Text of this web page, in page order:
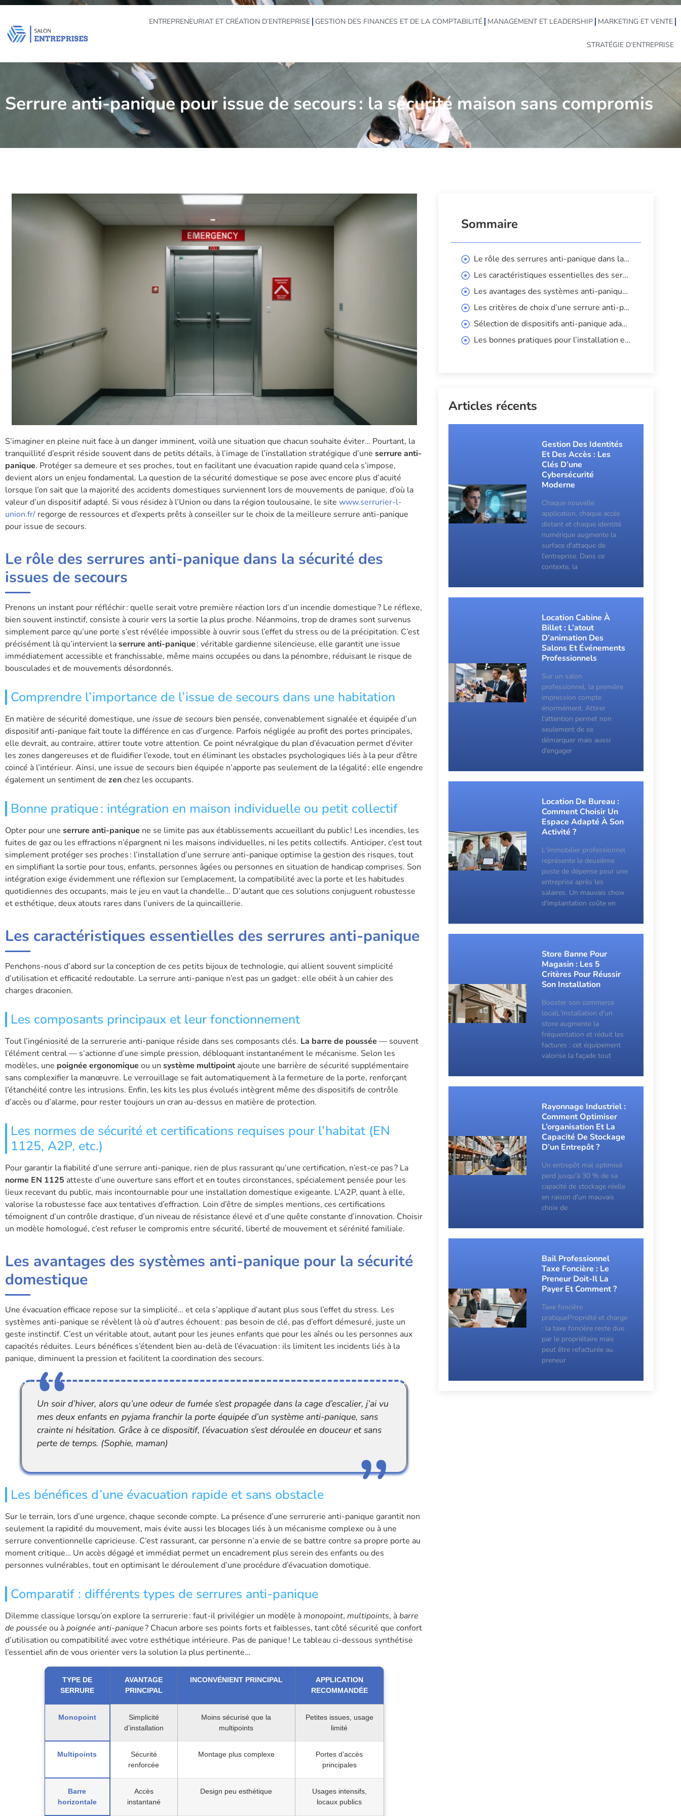
ENTREPRENEURIAT ET CRÉATION D’ENTREPRISE GESTION DES FINANCES ET DE LA COMPTABILITÉ MANAGEMENT ET LEADERSHIP MARKETING ET VENTE
STRATÉGIE D’ENTREPRISE
Serrure anti-panique pour issue de secours : la sécurité maison sans compromis
S’imaginer en pleine nuit face à un danger imminent, voilà une situation que chacun souhaite éviter… Pourtant, la
tranquillité d’esprit réside souvent dans de petits détails, à l’image de l’installation stratégique d’une serrure anti-
panique. Protéger sa demeure et ses proches, tout en facilitant une évacuation rapide quand cela s’impose,
devient alors un enjeu fondamental. La question de la sécurité domestique se pose avec encore plus d’acuité
lorsque l’on sait que la majorité des accidents domestiques surviennent lors de mouvements de panique, d’où la
valeur d’un dispositif adapté. Si vous résidez à l’Union ou dans la région toulousaine, le site www.serrurier-l-
union.fr/ regorge de ressources et d’experts prêts à conseiller sur le choix de la meilleure serrure anti-panique
pour issue de secours.
Le rôle des serrures anti-panique dans la sécurité des
issues de secours
Prenons un instant pour réfléchir : quelle serait votre première réaction lors d’un incendie domestique ? Le réflexe,
bien souvent instinctif, consiste à courir vers la sortie la plus proche. Néanmoins, trop de drames sont survenus
simplement parce qu’une porte s’est révélée impossible à ouvrir sous l’effet du stress ou de la précipitation. C’est
précisément là qu’intervient laserrure anti-panique: véritable gardienne silencieuse, elle garantit une issue
immédiatement accessible et franchissable, même mains occupées ou dans la pénombre, réduisant le risque de
bousculades et de mouvements désordonnés.
Comprendre l’importance de l’issue de secours dans une habitation
En matière de sécurité domestique, une issue de secours bien pensée, convenablement signalée et équipée d’un
dispositif anti-panique fait toute la différence en cas d’urgence. Parfois négligée au profit des portes principales,
elle devrait, au contraire, attirer toute votre attention. Ce point névralgique du plan d’évacuation permet d’éviter
les zones dangereuses et de fluidifier l’exode, tout en éliminant les obstacles psychologiques liés à la peur d’être
coincé à l’intérieur. Ainsi, une issue de secours bien équipée n’apporte pas seulement de la légalité ; elle engendre
également un sentiment de zenchez les occupants.
Bonne pratique : intégration en maison individuelle ou petit collectif
Opter pour une serrure anti-panique ne se limite pas aux établissements accueillant du public ! Les incendies, les
fuites de gaz ou les effractions n’épargnent ni les maisons individuelles, ni les petits collectifs. Anticiper, c’est tout
simplement protéger ses proches : l’installation d’une serrure anti-panique optimise la gestion des risques, tout
en simplifiant la sortie pour tous, enfants, personnes âgées ou personnes en situation de handicap comprises. Son
intégration exige évidemment une réflexion sur l’emplacement, la compatibilité avec la porte et les habitudes
quotidiennes des occupants, mais le jeu en vaut la chandelle… D’autant que ces solutions conjuguent robustesse
et esthétique, deux atouts rares dans l’univers de la quincaillerie.
Les caractéristiques essentielles des serrures anti-panique
Penchons-nous d’abord sur la conception de ces petits bijoux de technologie, qui allient souvent simplicité
d’utilisation et efficacité redoutable. La serrure anti-panique n’est pas un gadget : elle obéit à un cahier des
charges draconien.
Les composants principaux et leur fonctionnement
Tout l’ingéniosité de la serrurerie anti-panique réside dans ses composants clés. La barre de poussée — souvent
l’élément central — s’actionne d’une simple pression, débloquant instantanément le mécanisme. Selon les
modèles, une poignée ergonomique ou un système multipointajoute une barrière de sécurité supplémentaire
sans complexifier la manœuvre. Le verrouillage se fait automatiquement à la fermeture de la porte, renforçant
l’étanchéité contre les intrusions. Enfin, les kits les plus évolués intègrent même des dispositifs de contrôle
d’accès ou d’alarme, pour rester toujours un cran au-dessus en matière de protection.
Les normes de sécurité et certifications requises pour l’habitat (EN
1125, A2P, etc.)
Pour garantir la fiabilité d’une serrure anti-panique, rien de plus rassurant qu’une certification, n’est-ce pas ? La
norme EN 1125 atteste d’une ouverture sans effort et en toutes circonstances, spécialement pensée pour les
lieux recevant du public, mais incontournable pour une installation domestique exigeante. L’A2P, quant à elle,
valorise la robustesse face aux tentatives d’effraction. Loin d’être de simples mentions, ces certifications
témoignent d’un contrôle drastique, d’un niveau de résistance élevé et d’une quête constante d’innovation. Choisir
un modèle homologué, c’est refuser le compromis entre sécurité, liberté de mouvement et sérénité familiale.
Les avantages des systèmes anti-panique pour la sécurité
domestique
Une évacuation efficace repose sur la simplicité… et cela s’applique d’autant plus sous l’effet du stress. Les
systèmes anti-panique se révèlent là où d’autres échouent : pas besoin de clé, pas d’effort démesuré, juste un
geste instinctif. C’est un véritable atout, autant pour les jeunes enfants que pour les aînés ou les personnes aux
capacités réduites. Leurs bénéfices s’étendent bien au-delà de l’évacuation : ils limitent les incidents liés à la
panique, diminuent la pression et facilitent la coordination des secours.
Un soir d’hiver, alors qu’une odeur de fumée s’est propagée dans la cage d’escalier, j’ai vu
mes deux enfants en pyjama franchir la porte équipée d’un système anti-panique, sans
crainte ni hésitation. Grâce à ce dispositif, l’évacuation s’est déroulée en douceur et sans
perte de temps. (Sophie, maman)
Les bénéfices d’une évacuation rapide et sans obstacle
Sur le terrain, lors d’une urgence, chaque seconde compte. La présence d’une serrurerie anti-panique garantit non
seulement la rapidité du mouvement, mais évite aussi les blocages liés à un mécanisme complexe ou à une
serrure conventionnelle capricieuse. C’est rassurant, car personne n’a envie de se battre contre sa propre porte au
moment critique… Un accès dégagé et immédiat permet un encadrement plus serein des enfants ou des
personnes vulnérables, tout en optimisant le déroulement d’une procédure d’évacuation domotique.
Comparatif : différents types de serrures anti-panique
Dilemme classique lorsqu’on explore la serrurerie : faut-il privilégier un modèle àmonopoint, multipoints, àbarre
de poussée ou àpoignée anti-panique? Chacun arbore ses points forts et faiblesses, tant côté sécurité que confort
d’utilisation ou compatibilité avec votre esthétique intérieure. Pas de panique ! Le tableau ci-dessous synthétise
l’essentiel afin de vous orienter vers la solution la plus pertinente…
TYPE DE
SERRURE
AVANTAGE
PRINCIPAL
INCONVÉNIENT PRINCIPAL
APPLICATION
RECOMMANDÉE
Monopoint
Simplicité
d’installation
Moins sécurisé que la
multipoints
Petites issues, usage
limité
Multipoints
Sécurité
renforcée
Montage plus complexe
Portes d’accès
principales
Barre
horizontale
Accès
instantané
Design peu esthétique
Usages intensifs,
locaux publics
Sommaire
Le rôle des serrures anti-panique dans la sécurité des issues de secours
Les caractéristiques essentielles des serrures anti-panique
Les avantages des systèmes anti-panique pour la sécurité domestique
Les critères de choix d’une serrure anti-panique adaptée à la maison
Sélection de dispositifs anti-panique adaptés aux portes résidentielles
Les bonnes pratiques pour l’installation et la maintenance
Articles récents
Gestion Des Identités
Et Des Accès : Les
Clés D’une
Cybersécurité
Moderne
Chaque nouvelle
application, chaque accès
distant et chaque identité
numérique augmente la
surface d'attaque de
l'entreprise. Dans ce
contexte, la
Location Cabine À
Billet : L’atout
D’animation Des
Salons Et Événements
Professionnels
Sur un salon
professionnel, la première
impression compte
énormément. Attirer
l’attention permet non
seulement de se
démarquer mais aussi
d’engager
Location De Bureau :
Comment Choisir Un
Espace Adapté À Son
Activité ?
L'immobilier professionnel
représente le deuxième
poste de dépense pour une
entreprise après les
salaires. Un mauvais choix
d'implantation coûte en
Store Banne Pour
Magasin : Les 5
Critères Pour Réussir
Son Installation
Booster son commerce
localL'installation d'un
store augmente la
fréquentation et réduit les
factures : cet équipement
valorise la façade tout
Rayonnage Industriel :
Comment Optimiser
L’organisation Et La
Capacité De Stockage
D’un Entrepôt ?
Un entrepôt mal optimisé
perd jusqu'à 30 % de sa
capacité de stockage réelle
en raison d'un mauvais
choix de
Bail Professionnel
Taxe Foncière : Le
Preneur Doit-Il La
Payer Et Comment ?
Taxe foncière
pratiquePropriété et charge
: la taxe foncière reste due
par le propriétaire mais
peut être refacturée au
preneur